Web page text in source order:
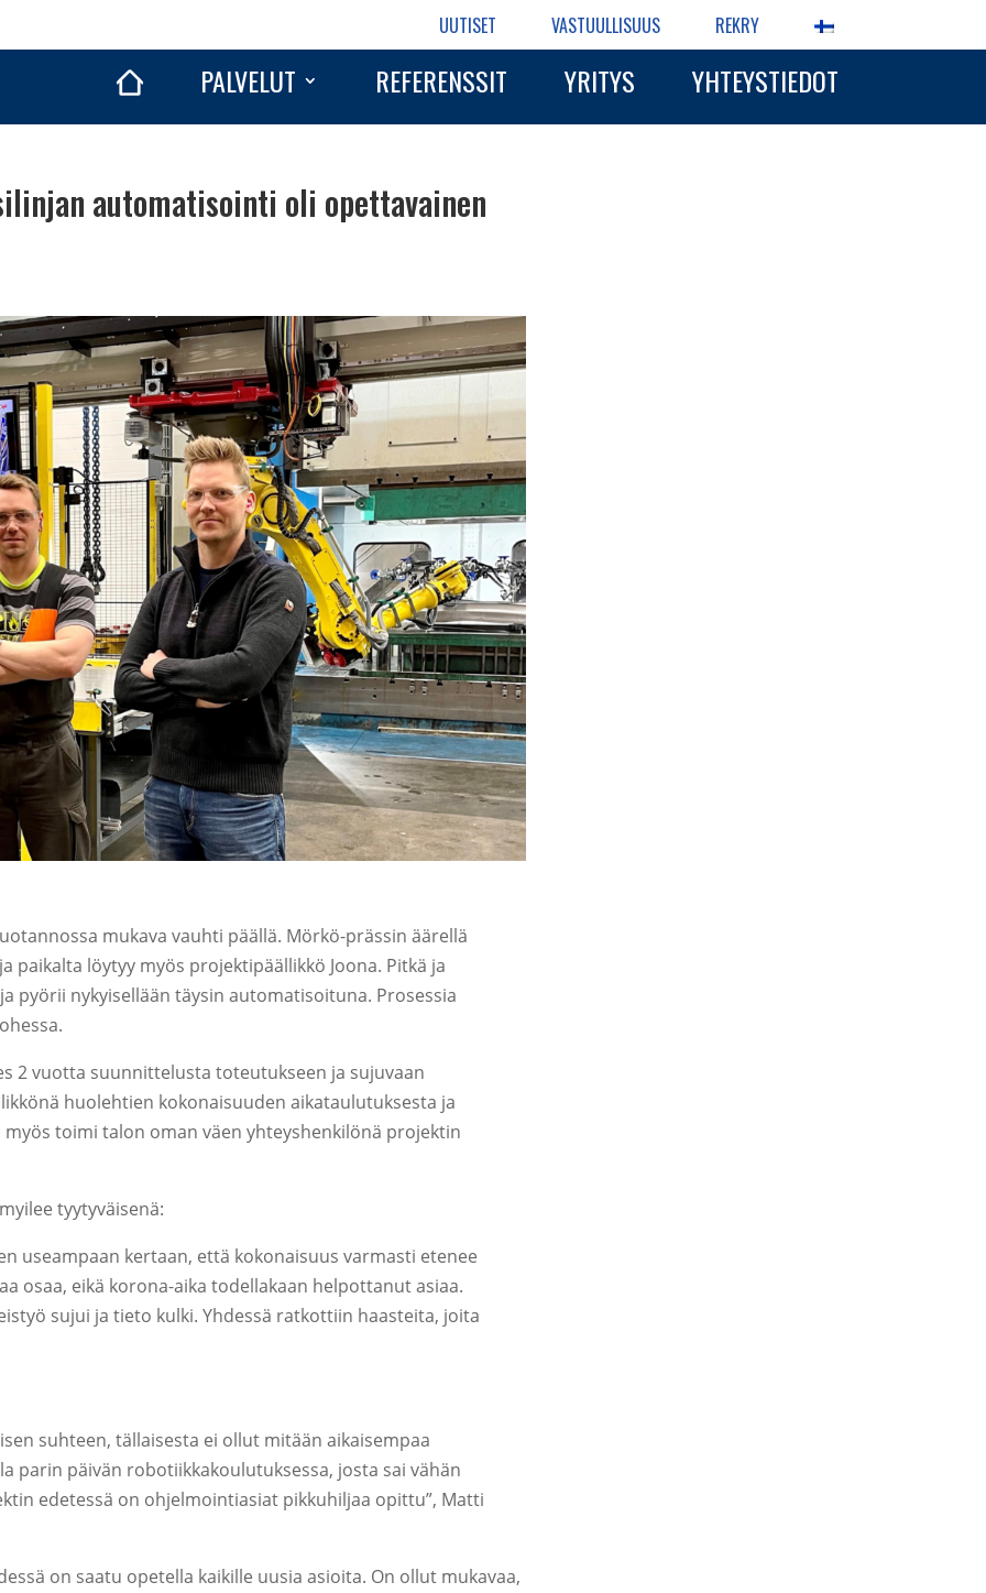
UUTISET VASTUULLISUUS REKRY
PALVELUT REFERENSSIT YRITYS YHTEYSTIEDOT
automatisointi oli opettavainen
mukava vauhti päällä. Mörkö-prässin äärellä
paikalta löytyy myös projektipäällikkö Joona. Pitkä ja
pyörii nykyisellään täysin automatisoituna. Prosessia
2 vuotta suunnittelusta toteutukseen ja sujuvaan
huolehtien kokonaisuuden aikataulutuksesta ja
toimi talon oman väen yhteyshenkilönä projektin
tyytyväisenä:
useampaan kertaan, että kokonaisuus varmasti etenee
osaa, eikä korona-aika todellakaan helpottanut asiaa.
sujui ja tieto kulki. Yhdessä ratkottiin haasteita, joita
suhteen, tällaisesta ei ollut mitään aikaisempaa
parin päivän robotiikkakoulutuksessa, josta sai vähän
edetessä on ohjelmointiasiat pikkuhiljaa opittu”, Matti
on saatu opetella kaikille uusia asioita. On ollut mukavaa,